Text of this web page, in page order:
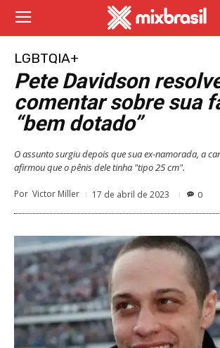
LGBTQIA+
Pete Davidson
comentar sobre sua
“bem dotado”
O assunto surgiu depois que sua ex-namorada, a
afirmou que o pênis dele tinha "tipo 25 cm".
Por Victor Miller 17 de abril de 2023 0